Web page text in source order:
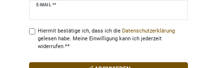
E-MAIL **
Newsletter
Hiermit bestätige ich, dass ich die Daten­schutz­erklärung
gelesen habe. Meine Einwilligung kann ich jederzeit
widerrufen.**